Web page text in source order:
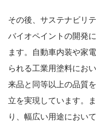
その後、サステナビリ
バイオペイントの開発
ます。自動車内装や家
られる工業用塗料にお
来品と同等以上の品質
立を実現しています。
り、幅広い用途におい